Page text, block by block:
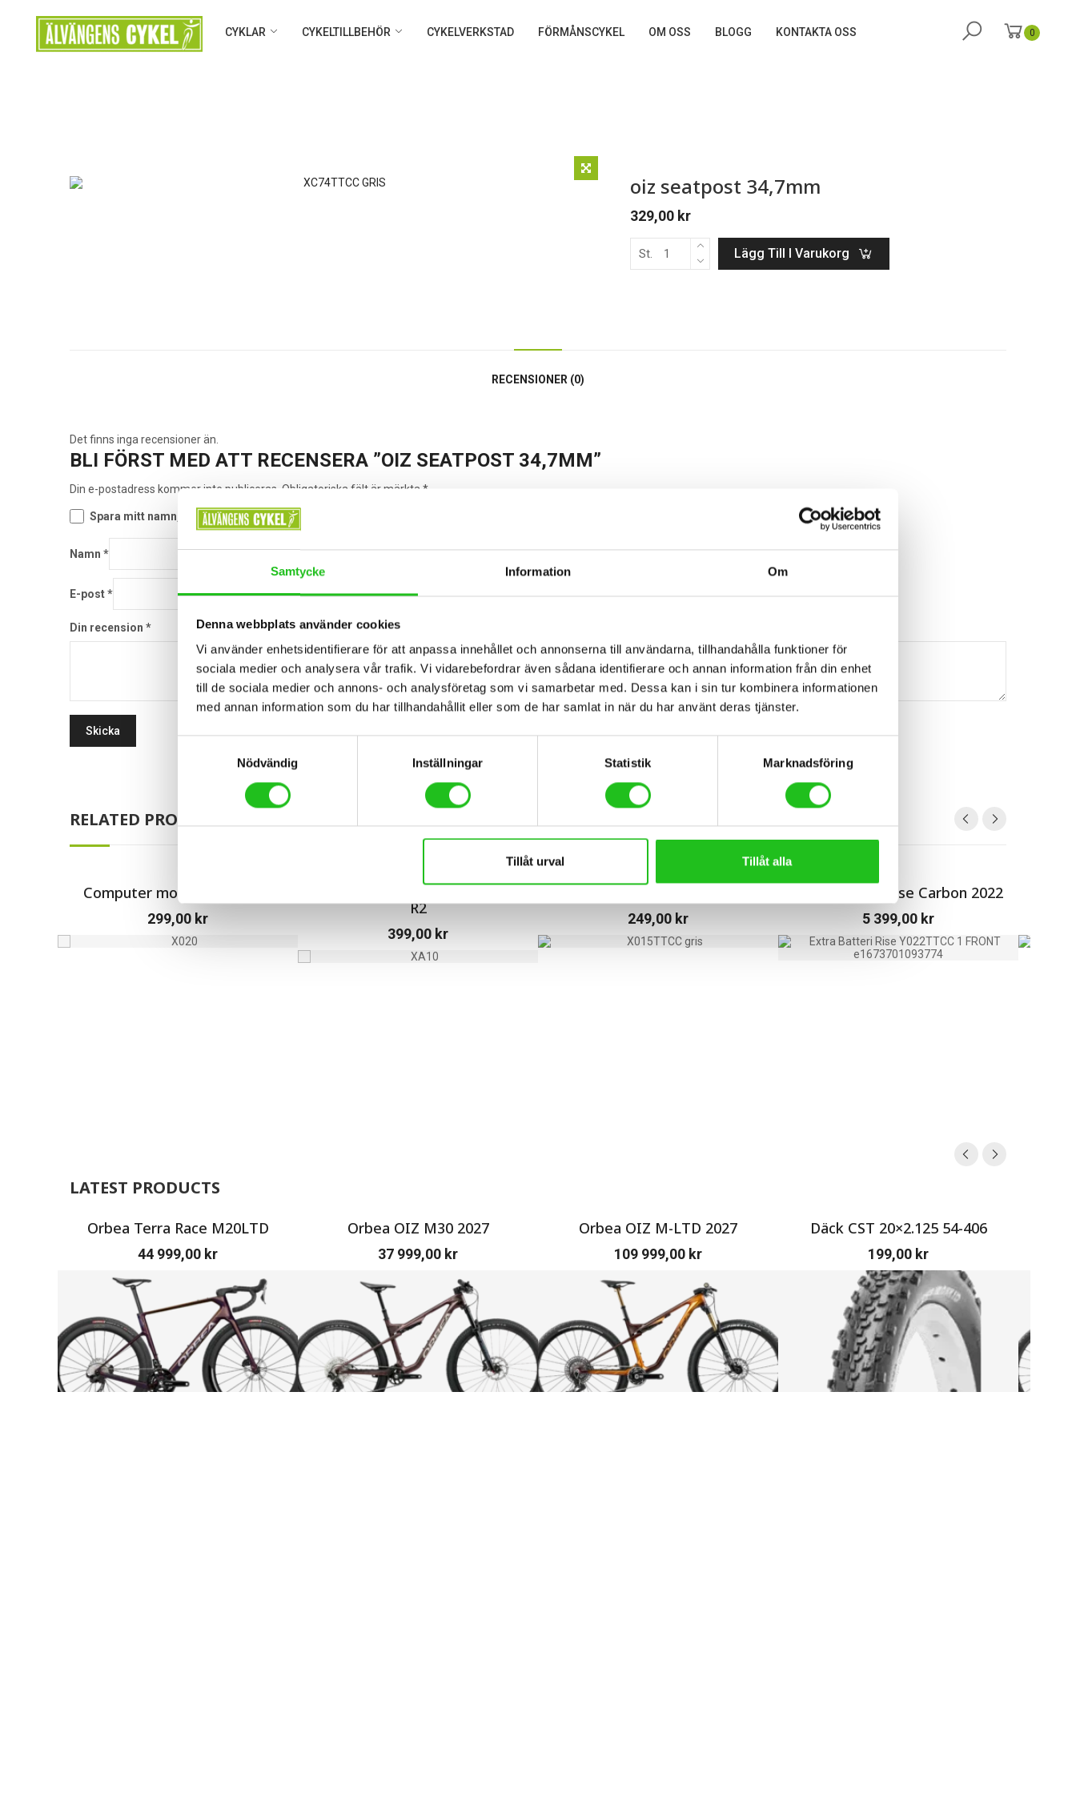
Samtycke Information Om
Denna webbplats använder cookies
Vi använder enhetsidentifierare för att anpassa innehållet och annonserna till användarna, tillhandahålla funktioner för
sociala medier och analysera vår trafik. Vi vidarebefordrar även sådana identifierare och annan information från din enhet
till de sociala medier och annons- och analysföretag som vi samarbetar med. Dessa kan i sin tur kombinera informationen
med annan information som du har tillhandahållit eller som de har samlat in när du har använt deras tjänster.
Nödvändig
Inställningar Statistik Marknadsföring
Tillåt urval Tillåt alla
CYKLAR CYKELTILLBEHÖR CYKELVERKSTAD FÖRMÅNSCYKEL OM OSS BLOGG KONTAKTA OSS 0
oiz seatpost 34,7mm
329,00 kr
St. Lägg Till I Varukorg
RECENSIONER (0)
Det finns inga recensioner än.
BLI FÖRST MED ATT RECENSERA ”OIZ SEATPOST 34,7MM”
Din e-postadress kommer inte publiceras. Obligatoriska fält är märkta *
Spara mitt namn, min e-postadress och webbplats i denna webbläsare till nästa gång jag skriver en kommentar.
Namn *
E-post*
Din recension *
RELATED PRODUCTS
Computer mount topcap oc
299,00 kr
R2
399,00 kr
249,00 kr
Extra Batteri Rise Carbon 2022
5 399,00 kr
LATEST PRODUCTS
Orbea Terra Race M20LTD
44 999,00 kr
Orbea OIZ M30 2027
37 999,00 kr
Orbea OIZ M-LTD 2027
109 999,00 kr
Däck CST 20×2.125 54-406
199,00 kr